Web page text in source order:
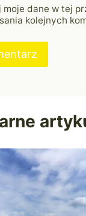
moje dane w tej
kolejnych